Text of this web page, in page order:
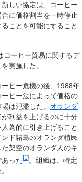
しい協定は、コーヒー
に価格割当を一時停止
ことを可能にすること
コーヒー貿易に関するデ
実施した。
ヒー危機の後、1988年
ヒー法によって価格の
は氾濫した。 オランダ
利益を上げるのに十分
為的に引き上げること
ド諸島のオランダ植民
架空のオランダ人のキ
あった[1 ]。組織は、特定